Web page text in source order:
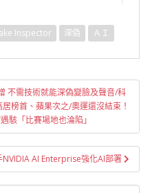
Inspector 深偽 ＡＩ
不需技術就能深偽變臉及聲音/科
榜首、蘋果次之/奧運還沒結束！
「比賽場地也淪陷」
NVIDIA AI Enterprise強化AI部署